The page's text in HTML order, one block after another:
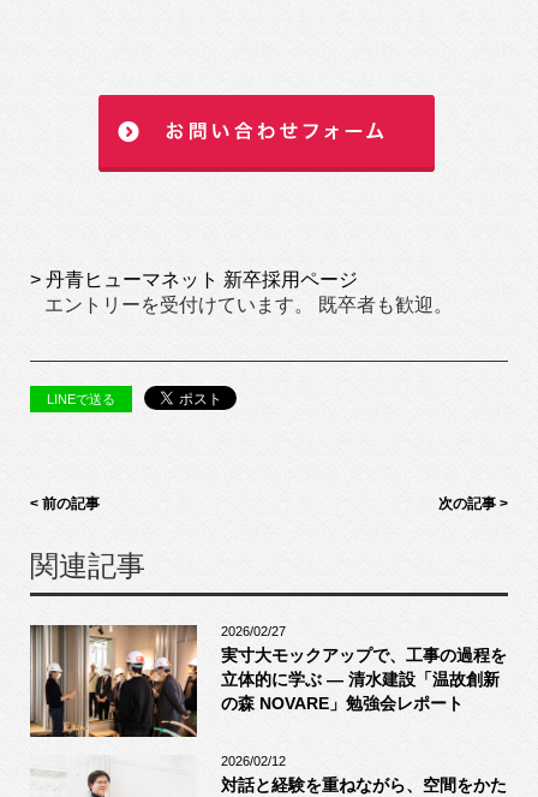
> 丹青ヒューマネット 新卒採用ページ
エントリーを受付けています。 既卒者も歓迎。
LINEで送る
< 前の記事 次の記事 >
関連記事
2026/02/27
実寸大モックアップで、工事の過程を
立体的に学ぶ ― 清水建設「温故創新
の森 NOVARE」勉強会レポート
2026/02/12
対話と経験を重ねながら、空間をかた